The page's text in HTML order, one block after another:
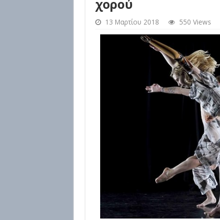
χορού
13 Μαρτίου 2018 550 Views